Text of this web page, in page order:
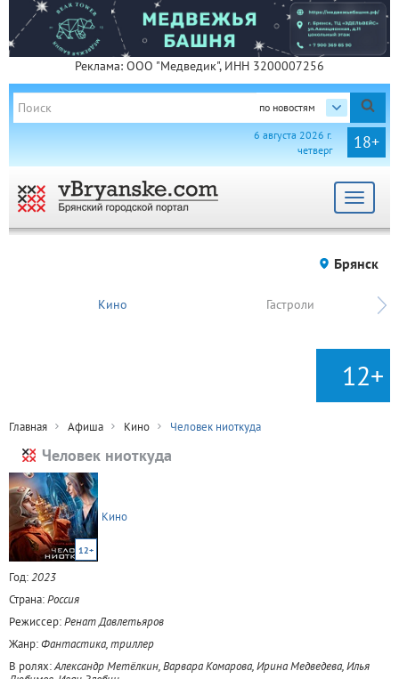
Реклама: ООО "Медведик", ИНН 3200007256
по новостям
18+
6 августа 2026 г.
четверг
Toggle
Брянск
Кино Гастроли
12+
Главная Афиша Кино Человек ниоткуда
Человек ниоткуда
12+
Кино
Год:2023
Страна:Россия
Режиссер:Ренат Давлетьяров
Жанр:Фантастика, триллер
В ролях:Александр Метёлкин, Варвара Комарова, Ирина Медведева, Илья